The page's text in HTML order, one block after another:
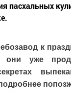
пасхальных
к
они уже